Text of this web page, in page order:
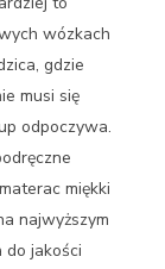
wózkach
gdzie
musi się
odpoczywa.
miękki
najwyższym
do jakości